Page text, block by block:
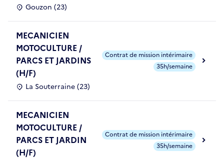
Gouzon (23)
MECANICIEN
MOTOCULTURE /
PARCS ET JARDINS
(H/F)
La Souterraine (23)
Contrat de mission intérimaire
35h/semaine
MECANICIEN
MOTOCULTURE /
PARCS ET JARDIN
(H/F)
Contrat de mission intérimaire
35h/semaine